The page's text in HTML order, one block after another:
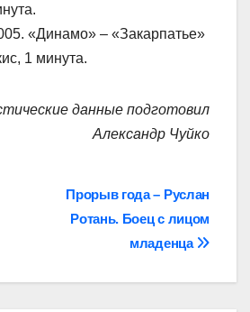
«Динамо» – «Закарпатье»
1 минута.
данные подготовил
Александр Чуйко
Прорыв года – Руслан
Ротань. Боец с лицом
младенца